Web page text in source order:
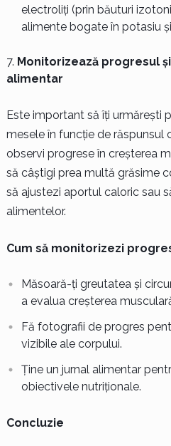
electroliți (prin băuturi
alimente bogate în potasiu
Monitorizează progresul
alimentar
Este important să îți urmărești
mesele în funcție de răspunsul
observi progrese în creșterea
să câștigi prea multă grăsime
să ajustezi aportul caloric sau
alimentelor.
Cum să monitorizezi
Măsoară-ți greutatea și
a evalua creșterea
Fă fotografii de progres
vizibile ale corpului.
Ține un jurnal alimentar
obiectivele nutriționale.
Concluzie